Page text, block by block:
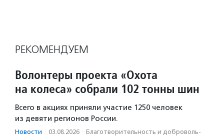
РЕКОМЕНДУЕМ
Волонтеры проекта «Охота
на колеса» собрали 102 тонны шин
Всего в акциях приняли участие 1250 человек
из девяти регионов России.
Новости · 03.08.2026 · Благотвори­тель­ность и доброволь­